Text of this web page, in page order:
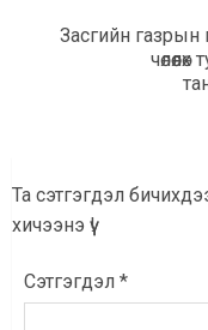
Засгийн
Та сэтгэгдэл
хичээнэ үү!
Сэтгэгдэл *